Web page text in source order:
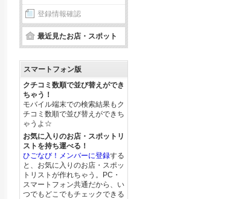
登録情報確認
最近見たお店・スポット
スマートフォン版
クチコミ数順で並び替えができ
ちゃう！
モバイル端末での検索結果もク
チコミ数順で並び替えができち
ゃうよ☆
お気に入りのお店・スポットリ
ストを持ち運べる！
ひごなび！メンバーに登録する
と、お気に入りのお店・スポッ
トリストが作れちゃう。PC・
スマートフォン共通だから、い
つでもどこでもチェックできる